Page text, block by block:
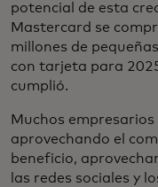
potencial de esta
Mastercard se
millones de
con tarjeta para
cumplió.
Muchos
aprovechando el
beneficio,
las redes sociales y